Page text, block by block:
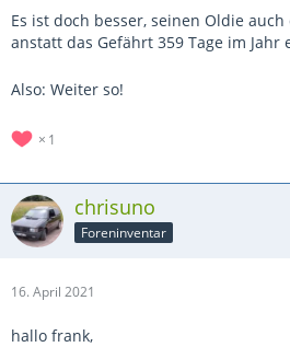
Es ist doch besser, seinen Oldie
anstatt das Gefährt 359 Tage im Jahr
Also: Weiter so!
1
chrisuno
Foreninventar
16. April 2021
hallo frank,